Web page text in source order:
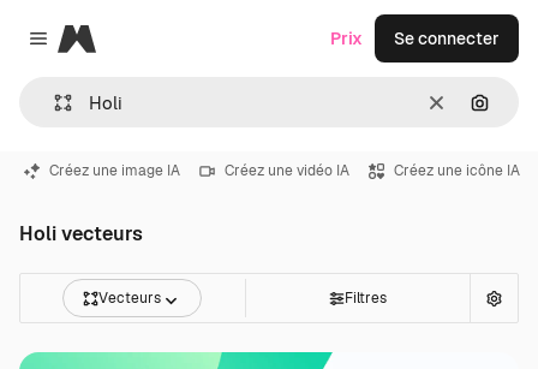
Close menu
Magnific
Effacer
Prix Se connecter
Créez une image IA Créez une vidéo IA Créez une icône IA
Holi vecteurs
Vecteurs Filtres